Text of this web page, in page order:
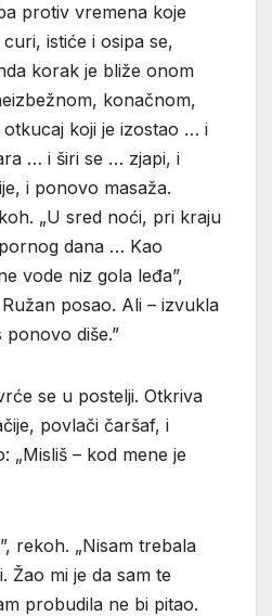
protiv vremena koje
istiće i osipa se,
korak je bliže onom
konačnom,
koji je izostao … i
… i širi se … zjapi, i
i ponovo masaža.
„U sred noći, pri kraju
dana … Kao
vode niz gola leđa”,
posao. Ali – izvukla
ponovo diše.”
se u postelji. Otkriva
povlači čaršaf, i
„Misliš – kod mene je
rekoh. „Nisam trebala
mi je da sam te
probudila ne bi pitao.